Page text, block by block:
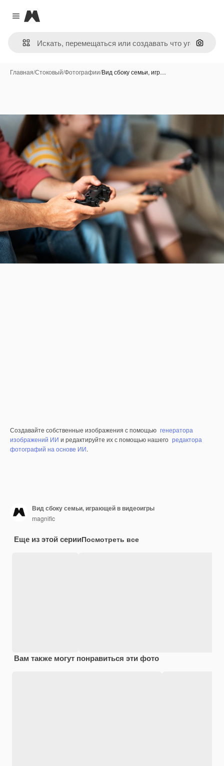
Close menu
Magnific
Поиск
Главная/Стоковый/Фотографии/Вид сбоку семьи, игр…
Создавайте собственные изображения с помощью генератора
изображений ИИ и редактируйте их с помощью нашего редактора
фотографий на основе ИИ.
Вид сбоку семьи, играющей в видеоигры
magnific
Еще из этой серииПосмотреть все
Вам также могут понравиться эти фото